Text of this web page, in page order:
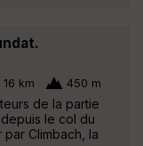
16 km 450 m
de la partie
le col du
Climbach, la